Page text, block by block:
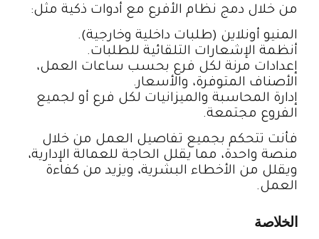
من خلال دمج نظام الأفرع مع أدوات ذكية مثل:
المنيو أونلاين (طلبات داخلية وخارجية).
أنظمة الإشعارات التلقائية للطلبات.
إعدادات مرنة لكل فرع بحسب ساعات العمل،
الأصناف المتوفرة، والأسعار.
إدارة المحاسبة والميزانيات لكل فرع أو لجميع
الفروع مجتمعة.
فأنت تتحكم بجميع تفاصيل العمل من خلال
منصة واحدة، مما يقلل الحاجة للعمالة الإدارية،
ويقلل من الأخطاء البشرية، ويزيد من كفاءة
العمل.
الخلاصة